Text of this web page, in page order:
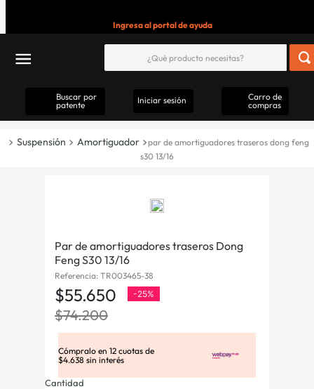
Ingresa al portal de ayuda
Buscar por
patente
Iniciar sesión
Carro de
compras
Suspensión Amortiguador
par de amortiguadores traseros dong feng
s30 13/16
Par de amortiguadores traseros Dong
Feng S30 13/16
Referencia: TR003465-38
$55.650 -25%
$74.200
Cómpralo en 12 cuotas de
$4.638 sin interés
Cantidad